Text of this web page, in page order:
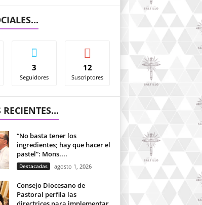
3
Seguidores
12
Suscriptores
“No basta tener los
ingredientes; hay que hacer el
pastel”: Mons....
Destacadas agosto 1, 2026
Consejo Diocesano de
Pastoral perfila las